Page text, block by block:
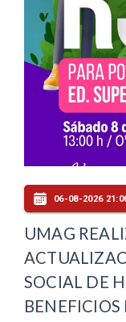
06-08-2026
UMAG
SOCIAL DE